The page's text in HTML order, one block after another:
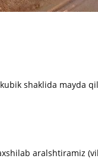
shaklida mayda
aralshtiramiz